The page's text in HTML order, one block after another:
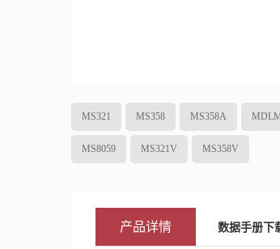
MS321 MS358 MS358A
MS8059 MS321V MS358V
产品详情 数据手册下